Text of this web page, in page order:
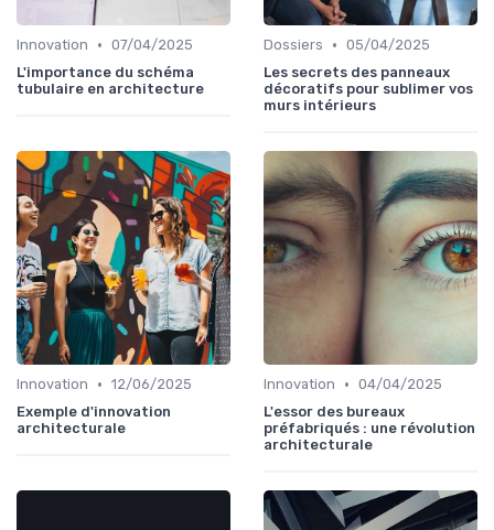
Innovation • 07/04/2025
L'importance du schéma
tubulaire en architecture
Dossiers • 05/04/2025
Les secrets des panneaux
décoratifs pour sublimer vos
murs intérieurs
Innovation • 12/06/2025
Exemple d'innovation
architecturale
Innovation • 04/04/2025
L'essor des bureaux
préfabriqués : une révolution
architecturale